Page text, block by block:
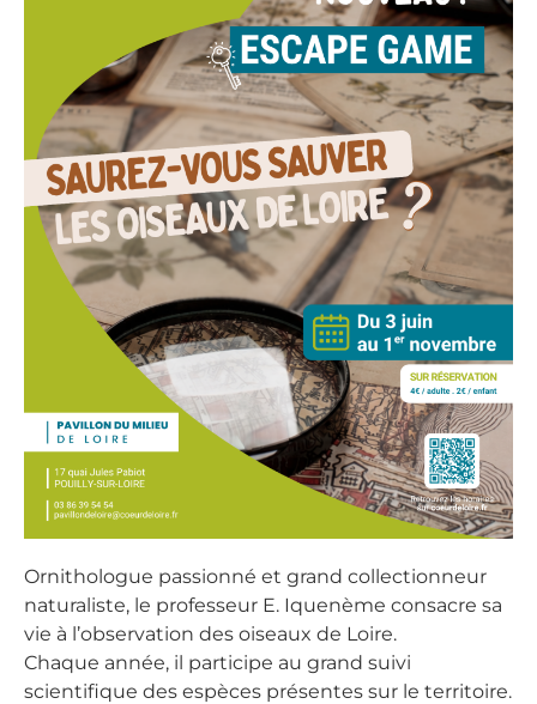
Ornithologue passionné et grand collectionneur
naturaliste, le professeur E. Iquenème consacre sa
vie à l’observation des oiseaux de Loire.
Chaque année, il participe au grand suivi
scientifique des espèces présentes sur le territoire.